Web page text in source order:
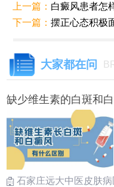
上一篇： 白癜风患者怎
下一篇：摆正心态积极
大家都在问
缺少维生素的白斑和
石家庄远大中医皮肤